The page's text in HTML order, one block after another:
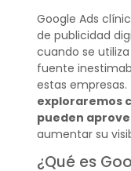
Google Ads
de publicidad
cuando se
fuente
estas empresas.
exploraremos
pueden
aumentar su
¿Qué es